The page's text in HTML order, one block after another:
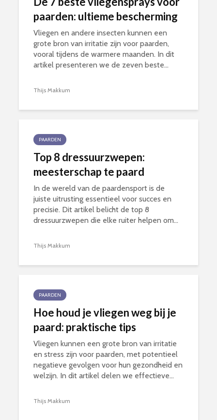
paarden: ultieme bescherming
Vliegen en andere insecten kunnen een
grote bron van irritatie zijn voor paarden,
vooral tijdens de warmere maanden. In dit
artikel presenteren we de zeven beste...
Thijs Makkum
PAARDEN
Top 8 dressuurzwepen:
meesterschap te paard
In de wereld van de paardensport is de
juiste uitrusting essentieel voor succes en
precisie. Dit artikel belicht de top 8
dressuurzwepen die elke ruiter helpen om...
Thijs Makkum
PAARDEN
Hoe houd je vliegen weg bij je
paard: praktische tips
Vliegen kunnen een grote bron van irritatie
en stress zijn voor paarden, met potentieel
negatieve gevolgen voor hun gezondheid en
welzijn. In dit artikel delen we effectieve...
Thijs Makkum